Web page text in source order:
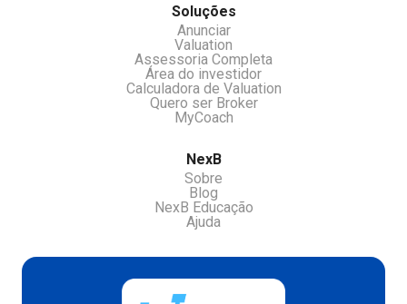
Soluções
Anunciar
Valuation
Assessoria Completa
Área do investidor
Calculadora de Valuation
Quero ser Broker
MyCoach
NexB
Sobre
Blog
NexB Educação
Ajuda